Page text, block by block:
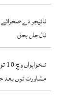
نال جاں بحق
مشاورت توں بعد